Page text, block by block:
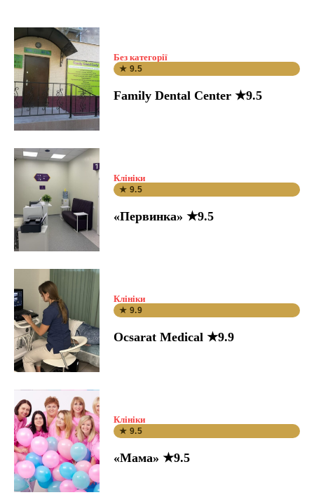
Без категорії
★ 9.5
Family Dental Center ★9.5
Клініки
★ 9.5
«Первинка» ★9.5
Клініки
★ 9.9
Ocsarat Medical ★9.9
Клініки
★ 9.5
«Мама» ★9.5